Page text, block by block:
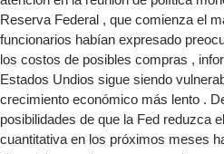
Reserva Federal , que comienza el
funcionarios habían expresado
los costos de posibles compras ,
Estados Undios sigue siendo
crecimiento económico más lento .
posibilidades de que la Fed reduzca
cuantitativa en los próximos meses